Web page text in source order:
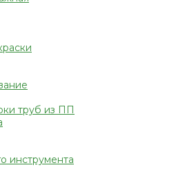
труб из ПП
инструмента